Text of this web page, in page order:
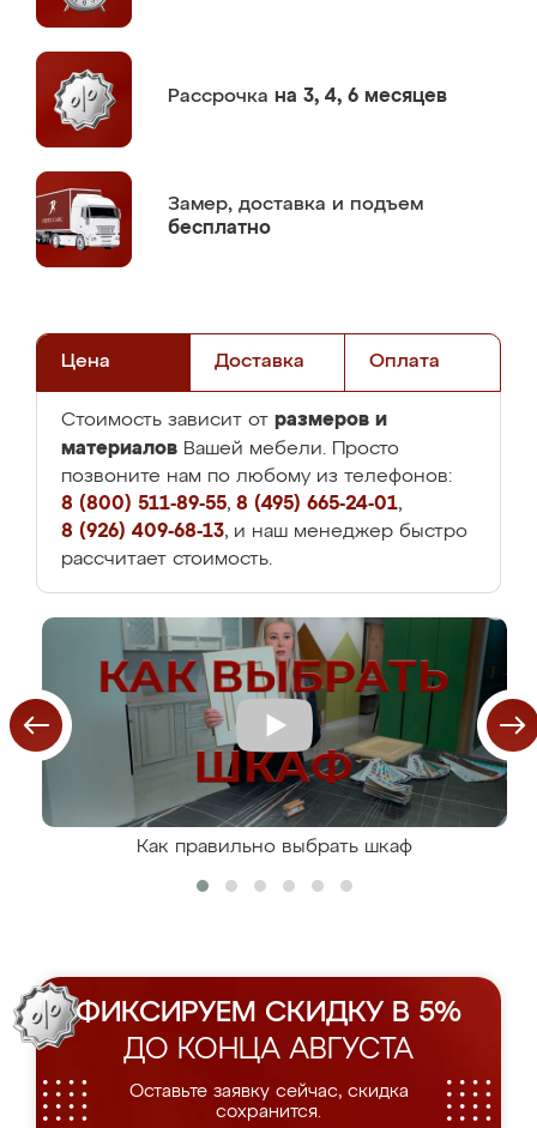
Рассрочка на 3, 4, 6 месяцев
Замер, доставка и подъем
бесплатно
Цена Доставка Оплата
Стоимость зависит от размеров и
материалов Вашей мебели. Просто
позвоните нам по любому из телефонов:
8 (800) 511-89-55, 8 (495) 665-24-01,
8 (926) 409-68-13, и наш менеджер быстро
рассчитает стоимость.
Как правильно выбрать шкаф
ФИКСИРУЕМ СКИДКУ В 5%
ДО КОНЦА АВГУСТА
Оставьте заявку сейчас, скидка
сохранится.